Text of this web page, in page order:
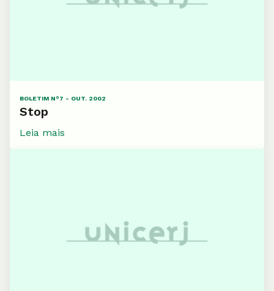
BOLETIM N°7 - OUT. 2002
Stop
Leia mais